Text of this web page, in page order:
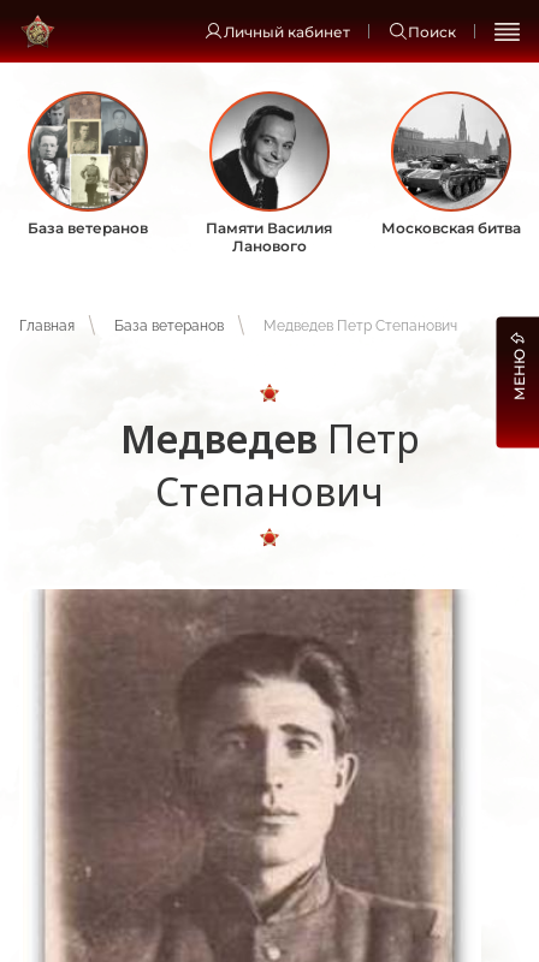
Личный кабинет Поиск
База ветеранов
Памяти Василия
Ланового
Московская битва
Главная База ветеранов Медведев Петр Степанович
Медведев Петр
Степанович
МЕНЮ